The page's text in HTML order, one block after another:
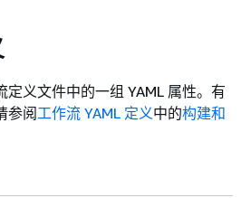
义文件中的一组 YAML 属性。有
参阅工作流 YAML 定义中的构建和